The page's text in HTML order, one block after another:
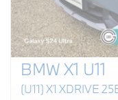
BMW X1 U11
(U11) X1 XDRIVE